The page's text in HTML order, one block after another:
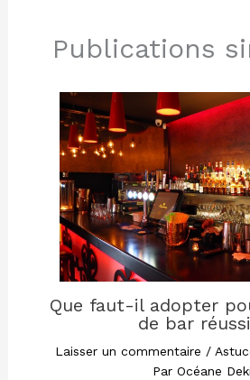
Publications
Que faut-il adopter
de bar
Laisser un commentaire /
Par Océane Deki